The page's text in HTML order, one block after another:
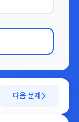
다음 문제